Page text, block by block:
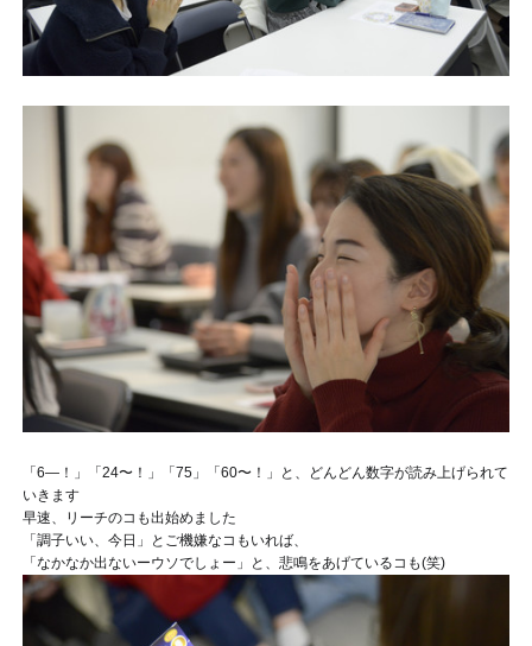
「6—！」「24〜！」「75」「60〜！」と、どんどん数字が読み上げられて
いきます
早速、リーチのコも出始めました
「調子いい、今日 」とご機嫌なコもいれば、
「なかなか出ないーウソでしょー 」と、悲鳴をあげているコも(笑)